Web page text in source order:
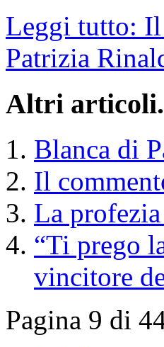
Leggi tutto: Il
Patrizia
Altri
Blanca di
Il
La
“Ti prego
vincitore
Pagina 9 di